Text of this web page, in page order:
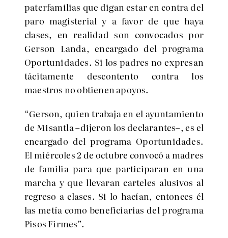
paterfamilias que digan estar en contra del
paro magisterial y a favor de que haya
clases, en realidad son convocados por
Gerson Landa, encargado del programa
Oportunidades. Si los padres no expresan
tácitamente descontento contra los
maestros no obtienen apoyos.
“Gerson, quien trabaja en el ayuntamiento
de Misantla –dijeron los declarantes–, es el
encargado del programa Oportunidades.
El miércoles 2 de octubre convocó a madres
de familia para que participaran en una
marcha y que llevaran carteles alusivos al
regreso a clases. Si lo hacían, entonces él
las metía como beneficiarias del programa
Pisos Firmes”.